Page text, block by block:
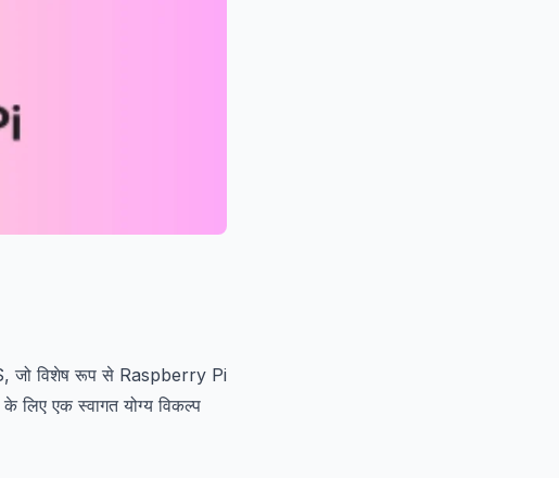
जो विशेष रूप से Raspberry Pi
लिए एक स्वागत योग्य विकल्प